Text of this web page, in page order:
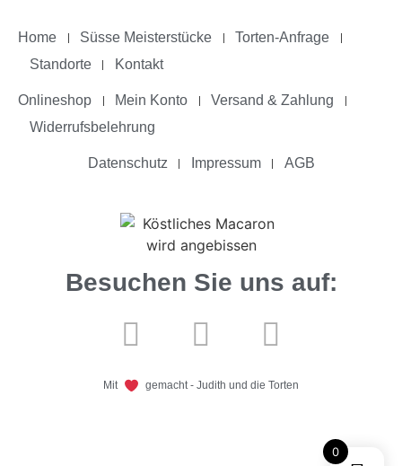
Home Süsse Meisterstücke
Torten-Anfrage
Standorte
Kontakt
Onlineshop Mein Konto
Versand & Zahlung
Widerrufsbelehrung
Datenschutz Impressum AGB
Besuchen Sie uns auf:
Mit gemacht - Judith und die Torten
0